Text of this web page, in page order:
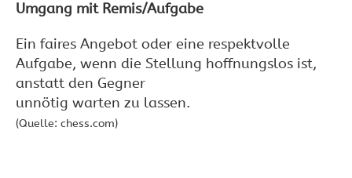
Umgang mit Remis/Aufgabe
Ein faires Angebot oder eine respektvolle
Aufgabe, wenn die Stellung hoffnungslos ist,
anstatt den Gegner
unnötig warten zu lassen.
(Quelle: chess.com)